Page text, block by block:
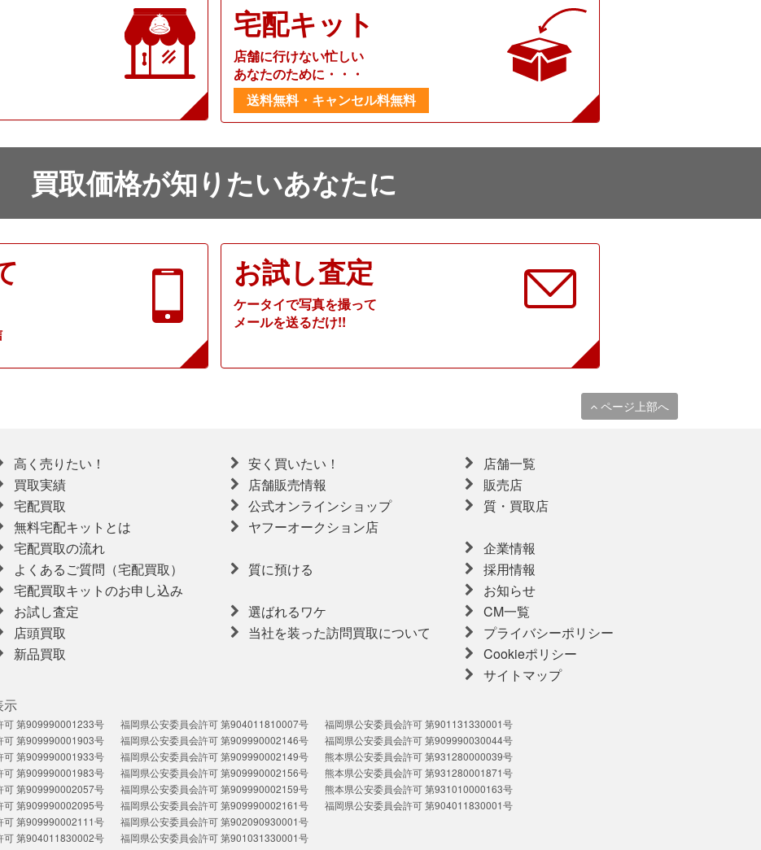
宅配キット
店舗に行けない忙しい
あなたのために・・・
送料無料・キャンセル料無料
買取価格が知りたいあなたに
お試し査定
ケータイで写真を撮って
メールを送るだけ!!
ページ上部へ
高く売りたい！
買取実績
宅配買取
無料宅配キットとは
宅配買取の流れ
よくあるご質問（宅配買取）
宅配買取キットのお申し込み
お試し査定
店頭買取
新品買取
安く買いたい！
店舗販売情報
公式オンラインショップ
ヤフーオークション店
質に預ける
選ばれるワケ
当社を装った訪問買取について
店舗一覧
販売店
質・買取店
企業情報
採用情報
お知らせ
CM一覧
プライバシーポリシー
Cookieポリシー
サイトマップ
示
可 第909990001233号
可 第909990001903号
可 第909990001933号
可 第909990001983号
可 第909990002057号
可 第909990002095号
可 第909990002111号
可 第904011830002号
福岡県公安委員会許可 第904011810007号
福岡県公安委員会許可 第909990002146号
福岡県公安委員会許可 第909990002149号
福岡県公安委員会許可 第909990002156号
福岡県公安委員会許可 第909990002159号
福岡県公安委員会許可 第909990002161号
福岡県公安委員会許可 第902090930001号
福岡県公安委員会許可 第901031330001号
福岡県公安委員会許可 第901131330001号
福岡県公安委員会許可 第909990030044号
熊本県公安委員会許可 第931280000039号
熊本県公安委員会許可 第931280001871号
熊本県公安委員会許可 第931010000163号
福岡県公安委員会許可 第904011830001号